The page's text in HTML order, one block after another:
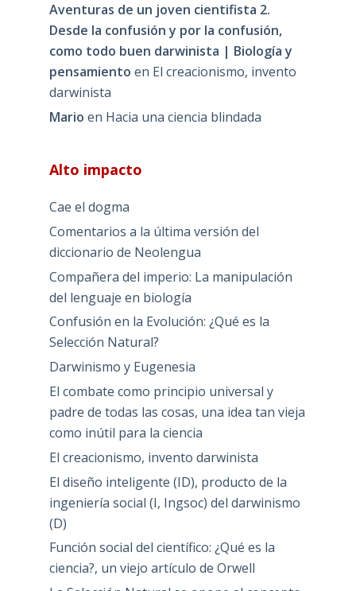
Aventuras de un joven cientifista 2.
Desde la confusión y por la confusión,
como todo buen darwinista | Biología y
pensamiento en El creacionismo, invento
darwinista
Mario en Hacia una ciencia blindada
Alto impacto
Cae el dogma
Comentarios a la última versión del
diccionario de Neolengua
Compañera del imperio: La manipulación
del lenguaje en biología
Confusión en la Evolución: ¿Qué es la
Selección Natural?
Darwinismo y Eugenesia
El combate como principio universal y
padre de todas las cosas, una idea tan vieja
como inútil para la ciencia
El creacionismo, invento darwinista
El diseño inteligente (ID), producto de la
ingeniería social (I, Ingsoc) del darwinismo
(D)
Función social del científico: ¿Qué es la
ciencia?, un viejo artículo de Orwell